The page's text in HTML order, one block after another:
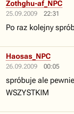
25.09.2009 22:31
Zothghu-af_NPC
Po raz kolejny
26.09.2009 00:05
Haosas_NPC
spróbuje ale
WSZYSTKIM